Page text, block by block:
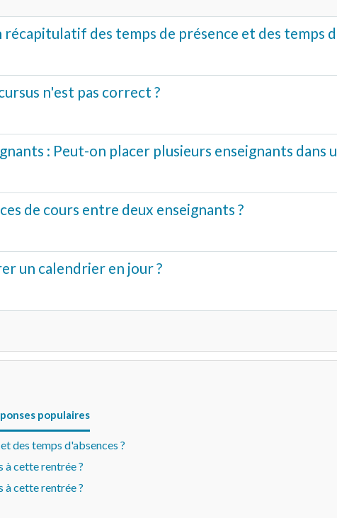
des temps de présence et des temps
n'est pas correct ?
: Peut-on placer plusieurs enseignants dans
de cours entre deux enseignants ?
un calendrier en jour ?
populaires
des temps d'absences ?
à cette rentrée ?
à cette rentrée ?